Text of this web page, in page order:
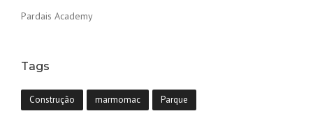
Pardais Academy
Tags
Construção marmomac Parque